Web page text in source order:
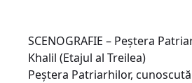
SCENOGRAFIE – Peștera
Khalil (Etajul al Treilea)
Peștera Patriarhilor,